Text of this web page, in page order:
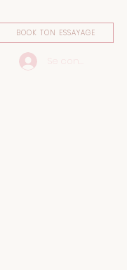
BOOK TON ESSAYAGE
Se connecter